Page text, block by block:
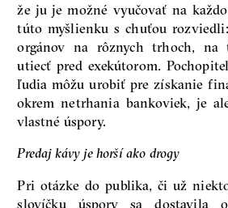
že ju je možné vyučovať na
túto myšlienku s chuťou
orgánov na rôznych trhoch, na
utiecť pred exekútorom.
ľudia môžu urobiť pre získanie
okrem netrhania bankoviek, je
vlastné úspory.
Predaj kávy je horší ako drogy
Pri otázke do publika, či už
slovíčku úspory sa dostavila